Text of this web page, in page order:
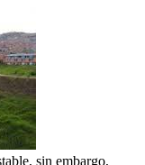
sin embargo,